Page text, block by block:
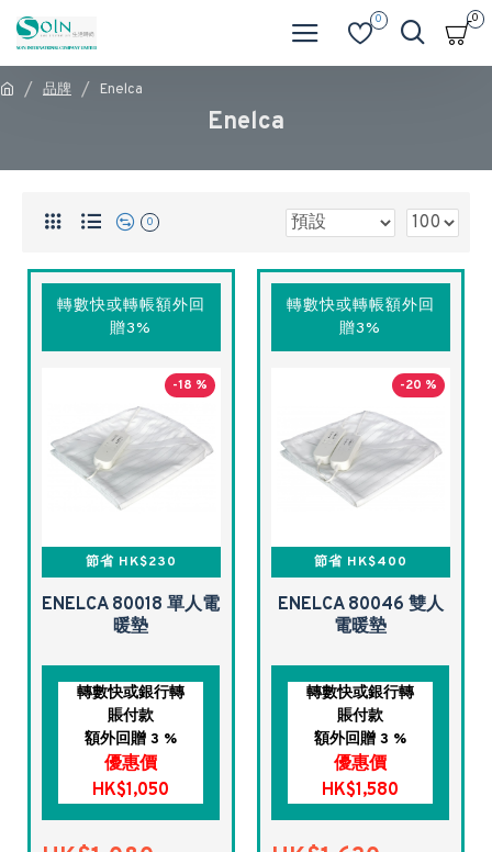
0 0
品牌 Enelca
Enelca
0
轉數快或轉帳額外回
贈3%
-18 %
節省 HK$230
ENELCA 80018 單人電
暖墊
轉數快或銀行轉
賬付款
額外回贈 3 %
優惠價
HK$1,050
轉數快或轉帳額外回
贈3%
-20 %
節省 HK$400
ENELCA 80046 雙人
電暖墊
轉數快或銀行轉
賬付款
額外回贈 3 %
優惠價
HK$1,580